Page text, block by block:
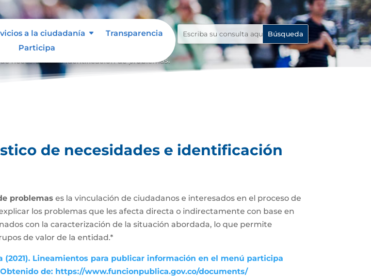
a la ciudadanía
Transparencia
Participa
necesidades e identificación de problemas.
de necesidades e identificación
problemas es la vinculación de ciudadanos e interesados en el proceso de
los problemas que les afecta directa o indirectamente con base en
con la caracterización de la situación abordada, lo que permite
de valor de la entidad.*
Lineamientos para publicar información en el menú participa
de: https://www.funcionpublica.gov.co/documents/